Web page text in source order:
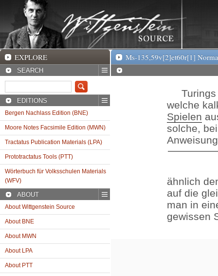
EXPLORE
SEARCH
EDITIONS
Bergen Nachlass Edition (BNE)
Moore Notes Facsimile Edition (MWN)
Tractatus Publication Materials (LPA)
Prototractatus Tools (PTT)
Wörterbuch für Volksschulen Materials
(WFV)
ABOUT
About Wittgenstein Source
About BNE
About MWN
About LPA
About PTT
Ms-135,59v[2]et60r[1]
Turings
welche
Spielen
solche,
ähnlich
auf die
man in
gewissen
EXPLORE
Ms-135,59v[2]et60r[1]